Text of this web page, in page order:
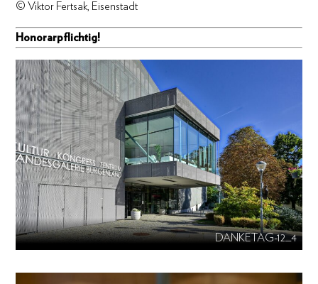
© Viktor Fertsak, Eisenstadt
Honorarpflichtig!
DANKETAG-12_4